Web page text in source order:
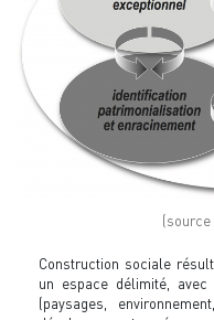
(source
Construction sociale
un espace délimité,
(paysages,